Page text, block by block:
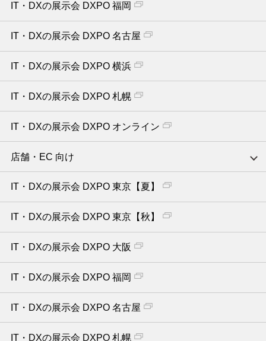
IT・DXの展示会 DXPO 福岡
IT・DXの展示会 DXPO 名古屋
IT・DXの展示会 DXPO 横浜
IT・DXの展示会 DXPO 札幌
IT・DXの展示会 DXPO オンライン
店舗・EC 向け
IT・DXの展示会 DXPO 東京【夏】
IT・DXの展示会 DXPO 東京【秋】
IT・DXの展示会 DXPO 大阪
IT・DXの展示会 DXPO 福岡
IT・DXの展示会 DXPO 名古屋
IT・DXの展示会 DXPO 札幌